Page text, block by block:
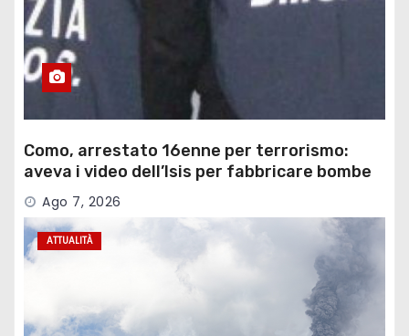
Como, arrestato 16enne per terrorismo:
aveva i video dell’Isis per fabbricare bombe
Ago 7, 2026
ATTUALITÀ